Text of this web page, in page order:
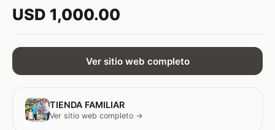
USD 1,000.00
Ver sitio web completo
TIENDA FAMILIAR
Ver sitio web completo →